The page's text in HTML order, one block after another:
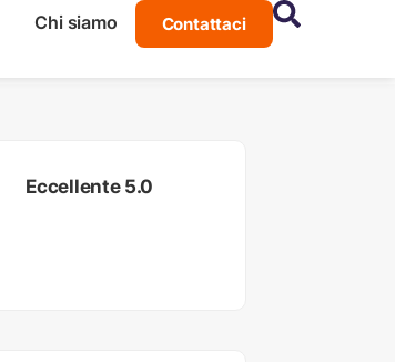
Chi siamo Contattaci
Eccellente 5.0